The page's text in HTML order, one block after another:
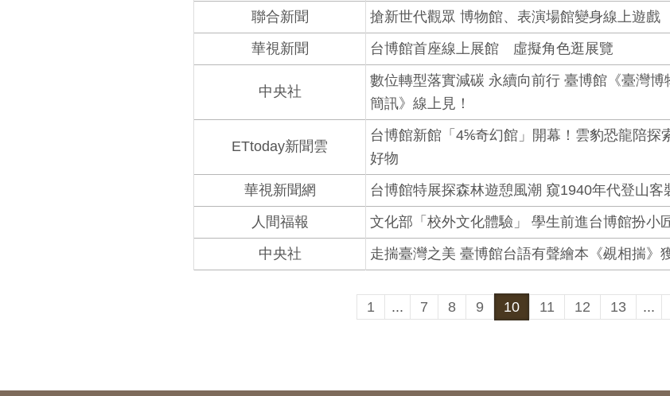
聯合新聞
搶新世代觀眾 博物館、表演場館變身線上遊戲
華視新聞
台博館首座線上展館 虛擬角色逛展覽
中央社
數位轉型落實減碳 永續向前行 臺博館《臺灣博
簡訊》線上見！
ETtoday新聞雲
台博館新館「4⅚奇幻館」開幕！雲豹恐龍陪探
好物
華視新聞網 台博館特展探森林遊憩風潮 窺1940年代登山客
人間福報
文化部「校外文化體驗」 學生前進台博館扮小
中央社
走揣臺灣之美 臺博館台語有聲繪本《覕相揣》
1 ... 7 8 9 10 11 12 13 ...